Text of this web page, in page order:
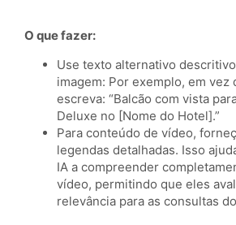
O que fazer:
Use texto alternativo
imagem: Por exemplo, em vez
escreva: “Balcão com vista
Deluxe no [Nome do Hotel].”
Para conteúdo de vídeo,
legendas detalhadas. Isso
IA a compreender
vídeo, permitindo que eles
relevância para as consultas